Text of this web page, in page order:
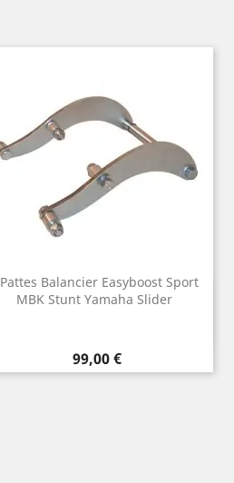
Pattes Balancier Easyboost Sport
MBK Stunt Yamaha Slider
Prix
99,00 €
Aperçu rapide